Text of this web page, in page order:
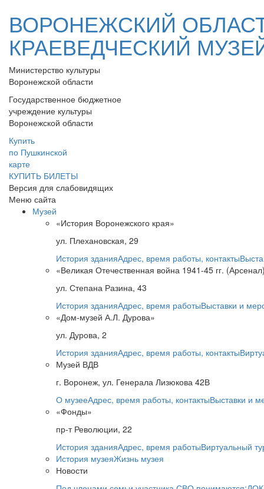
ВОРОНЕЖСКИЙ
КРАЕВЕДЧЕСКИЙ
Министерство культуры
Воронежской области
Государственное бюджетное
учреждение культуры
Воронежской области
Купить
по Пушкинской
карте
КУПИТЬ БИЛЕТЫ
Версия для слабовидящих
Меню сайта
Музей
«История Воронежского края»
ул. Плехановская, 29
История зданияАдрес, время работы, контакты
«Великая Отечественная война 1941-45 гг.
ул. Степана Разина, 43
История зданияАдрес, время работыВыставки и
«Дом-музей А.Л. Дурова»
ул. Дурова, 2
История зданияАдрес, время работы, контакты
Музей ВДВ
г. Воронеж, ул. Генерала Лизюкова 42В
О музееАдрес, время работы, контактыВыставки и
«Фонды»
пр-т Революции, 22
История зданияАдрес, время работыВиртуальный
История музеяЖизнь музея
Новости